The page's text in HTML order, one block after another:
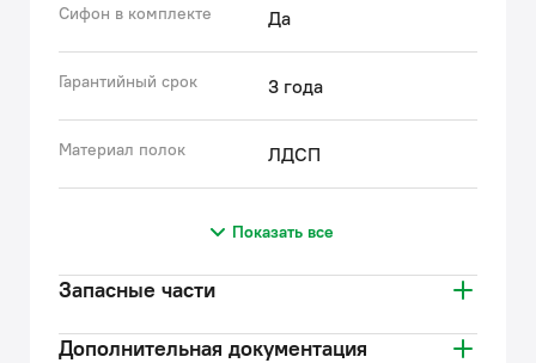
Сифон в комплекте Да
Гарантийный срок 3 года
Материал полок ЛДСП
Показать все
Запасные части
Дополнительная документация